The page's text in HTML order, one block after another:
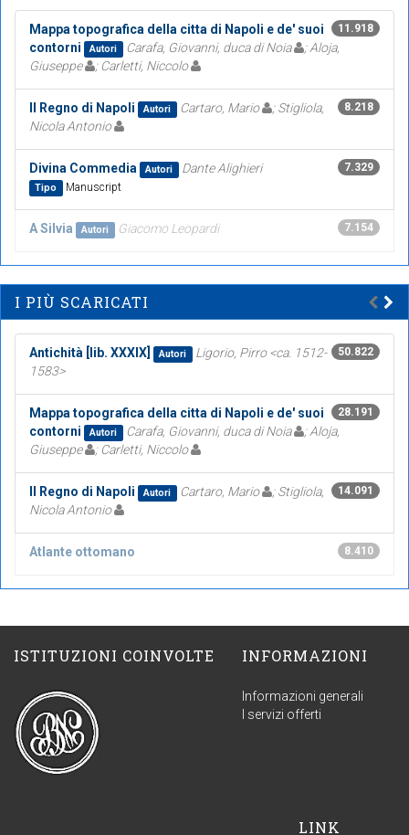
11.918
Mappa topografica della citta di Napoli e de' suoi
contorni
Autori Carafa, Giovanni, duca di Noia
; Aloja,
Giuseppe
; Carletti, Niccolo
8.218
Il Regno di Napoli Autori Cartaro, Mario
; Stigliola,
Nicola Antonio
7.329
Divina Commedia Autori Dante Alighieri
Tipo Manuscript
7.154
A Silvia Autori Giacomo Leopardi
I PIÙ SCARICATI
50.822
Antichità [lib. XXXIX] Autori
Ligorio, Pirro <ca. 1512-
1583>
28.191
Mappa topografica della citta di Napoli e de' suoi
contorni
Autori Carafa, Giovanni, duca di Noia
; Aloja,
Giuseppe
; Carletti, Niccolo
14.091
Il Regno di Napoli Autori Cartaro, Mario
; Stigliola,
Nicola Antonio
8.410
Atlante ottomano
ISTITUZIONI COINVOLTE INFORMAZIONI
Informazioni generali
I servizi offerti
LINK